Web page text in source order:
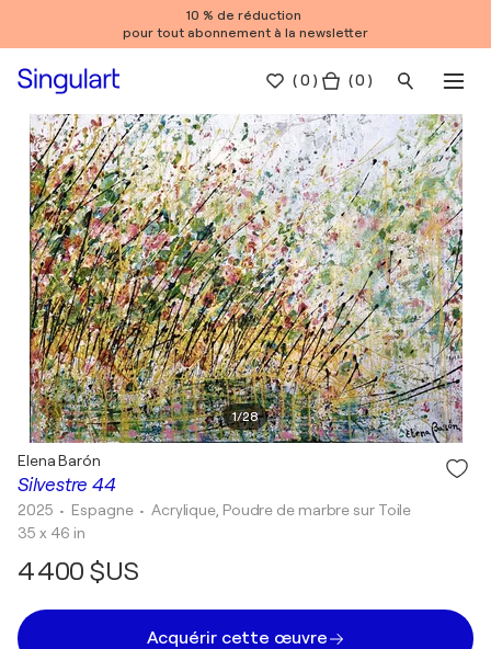
10 % de réduction
pour tout abonnement à la newsletter
(0 ) ( 0 )
1/28
Silvestre 44
Elena Barón
2025 • Espagne • Acrylique, Poudre de marbre sur Toile
35 x 46 in
4 400 $US
Acquérir cette œuvre